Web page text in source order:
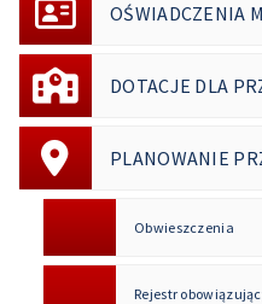
OŚWIADCZENIA
DOTACJE DLA
PLANOWANIE
Obwieszczenia
Rejestr